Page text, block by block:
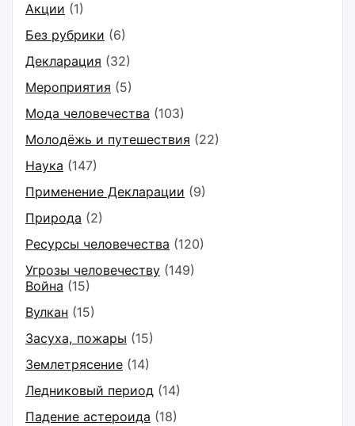
Акции (1)
Без рубрики (6)
Декларация (32)
Мероприятия (5)
Мода человечества (103)
Молодёжь и путешествия (22)
Наука (147)
Применение Декларации (9)
Природа (2)
Ресурсы человечества (120)
Угрозы человечеству (149)
Война (15)
Вулкан (15)
Засуха, пожары (15)
Землетрясение (14)
Ледниковый период (14)
Падение астероида (18)